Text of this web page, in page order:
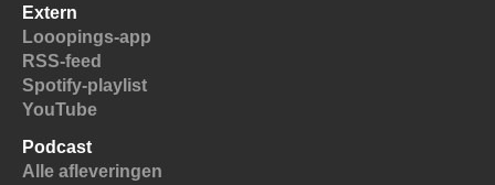
Extern
Looopings-app
RSS-feed
Spotify-playlist
YouTube
Podcast
Alle afleveringen